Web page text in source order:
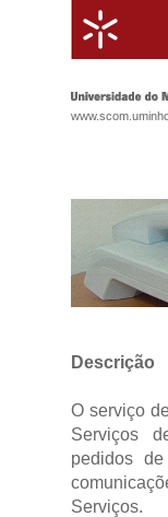
Descrição
O serviço
Serviços
pedidos
Serviços.